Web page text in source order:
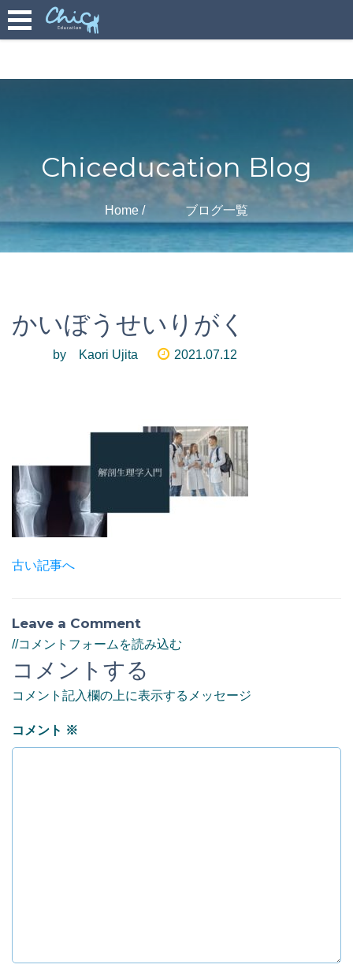
Chiceducation Blog
Home ブログ一覧
かいぼうせいりがく
by Kaori Ujita 2021.07.12
古い記事へ
Leave a Comment
//コメントフォームを読み込む
コメントする
コメント記入欄の上に表示するメッセージ
コメント ※